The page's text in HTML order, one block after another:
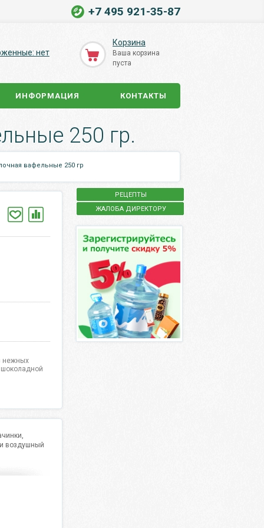
+7 495 921-35-87
нет
Корзина
Ваша корзина
пуста
ИНФОРМАЦИЯ КОНТАКТЫ
250 гр.
вафельные 250 гр
нежных
воздушный
РЕЦЕПТЫ
ЖАЛОБА ДИРЕКТОРУ